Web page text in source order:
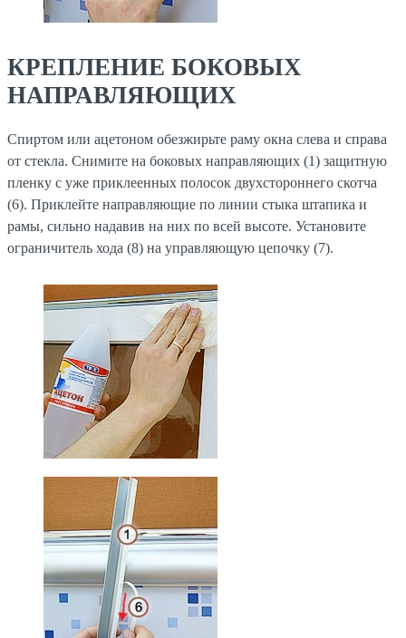
КРЕПЛЕНИЕ БОКОВЫХ
НАПРАВЛЯЮЩИХ
Спиртом или ацетоном обезжирьте раму окна слева и справа
от стекла. Снимите на боковых направляющих (1) защитную
пленку с уже приклеенных полосок двухстороннего скотча
(6). Приклейте направляющие по линии стыка штапика и
рамы, сильно надавив на них по всей высоте. Установите
ограничитель хода (8) на управляющую цепочку (7).